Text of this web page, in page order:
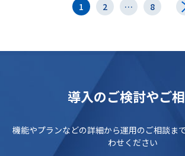
1 2 … 8
導入のご検討やご
機能やプランなどの詳細から運用のご相談ま
わせください